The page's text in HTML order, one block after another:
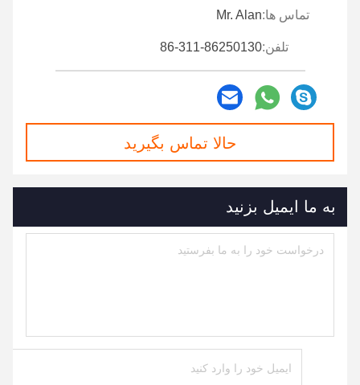
تماس ها:Mr. Alan
تلفن:86-311-86250130
حالا تماس بگیرید
به ما ایمیل بزنید